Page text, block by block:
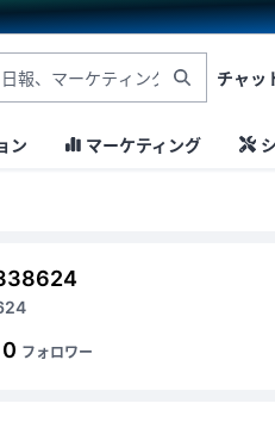
チャッ
ン マーケティング
0 フォロワー